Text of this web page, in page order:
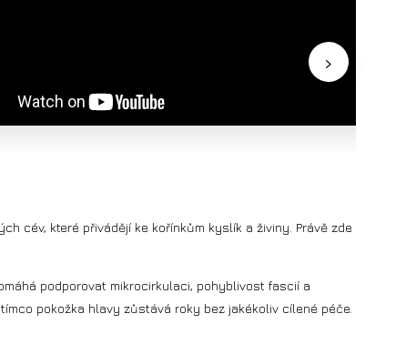
›
cév, které přivádějí ke kořínkům kyslík a živiny. Právě zde
podporovat mikrocirkulaci, pohyblivost fascií a
pokožka hlavy zůstává roky bez jakékoliv cílené péče.